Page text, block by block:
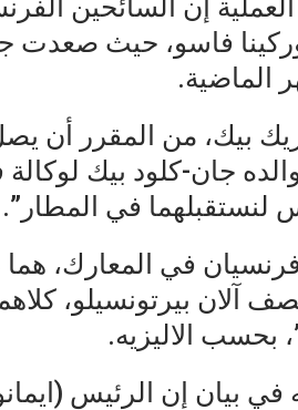
إن السائحين
فاسو، حيث صعدت
الماضية.
بيك، من المقرر أن
جان-كلود بيك
في المطار”.
في المعارك،
آلان بيرتونسيلو،
بحسب الاليزيه.
في بيان إن الرئيس